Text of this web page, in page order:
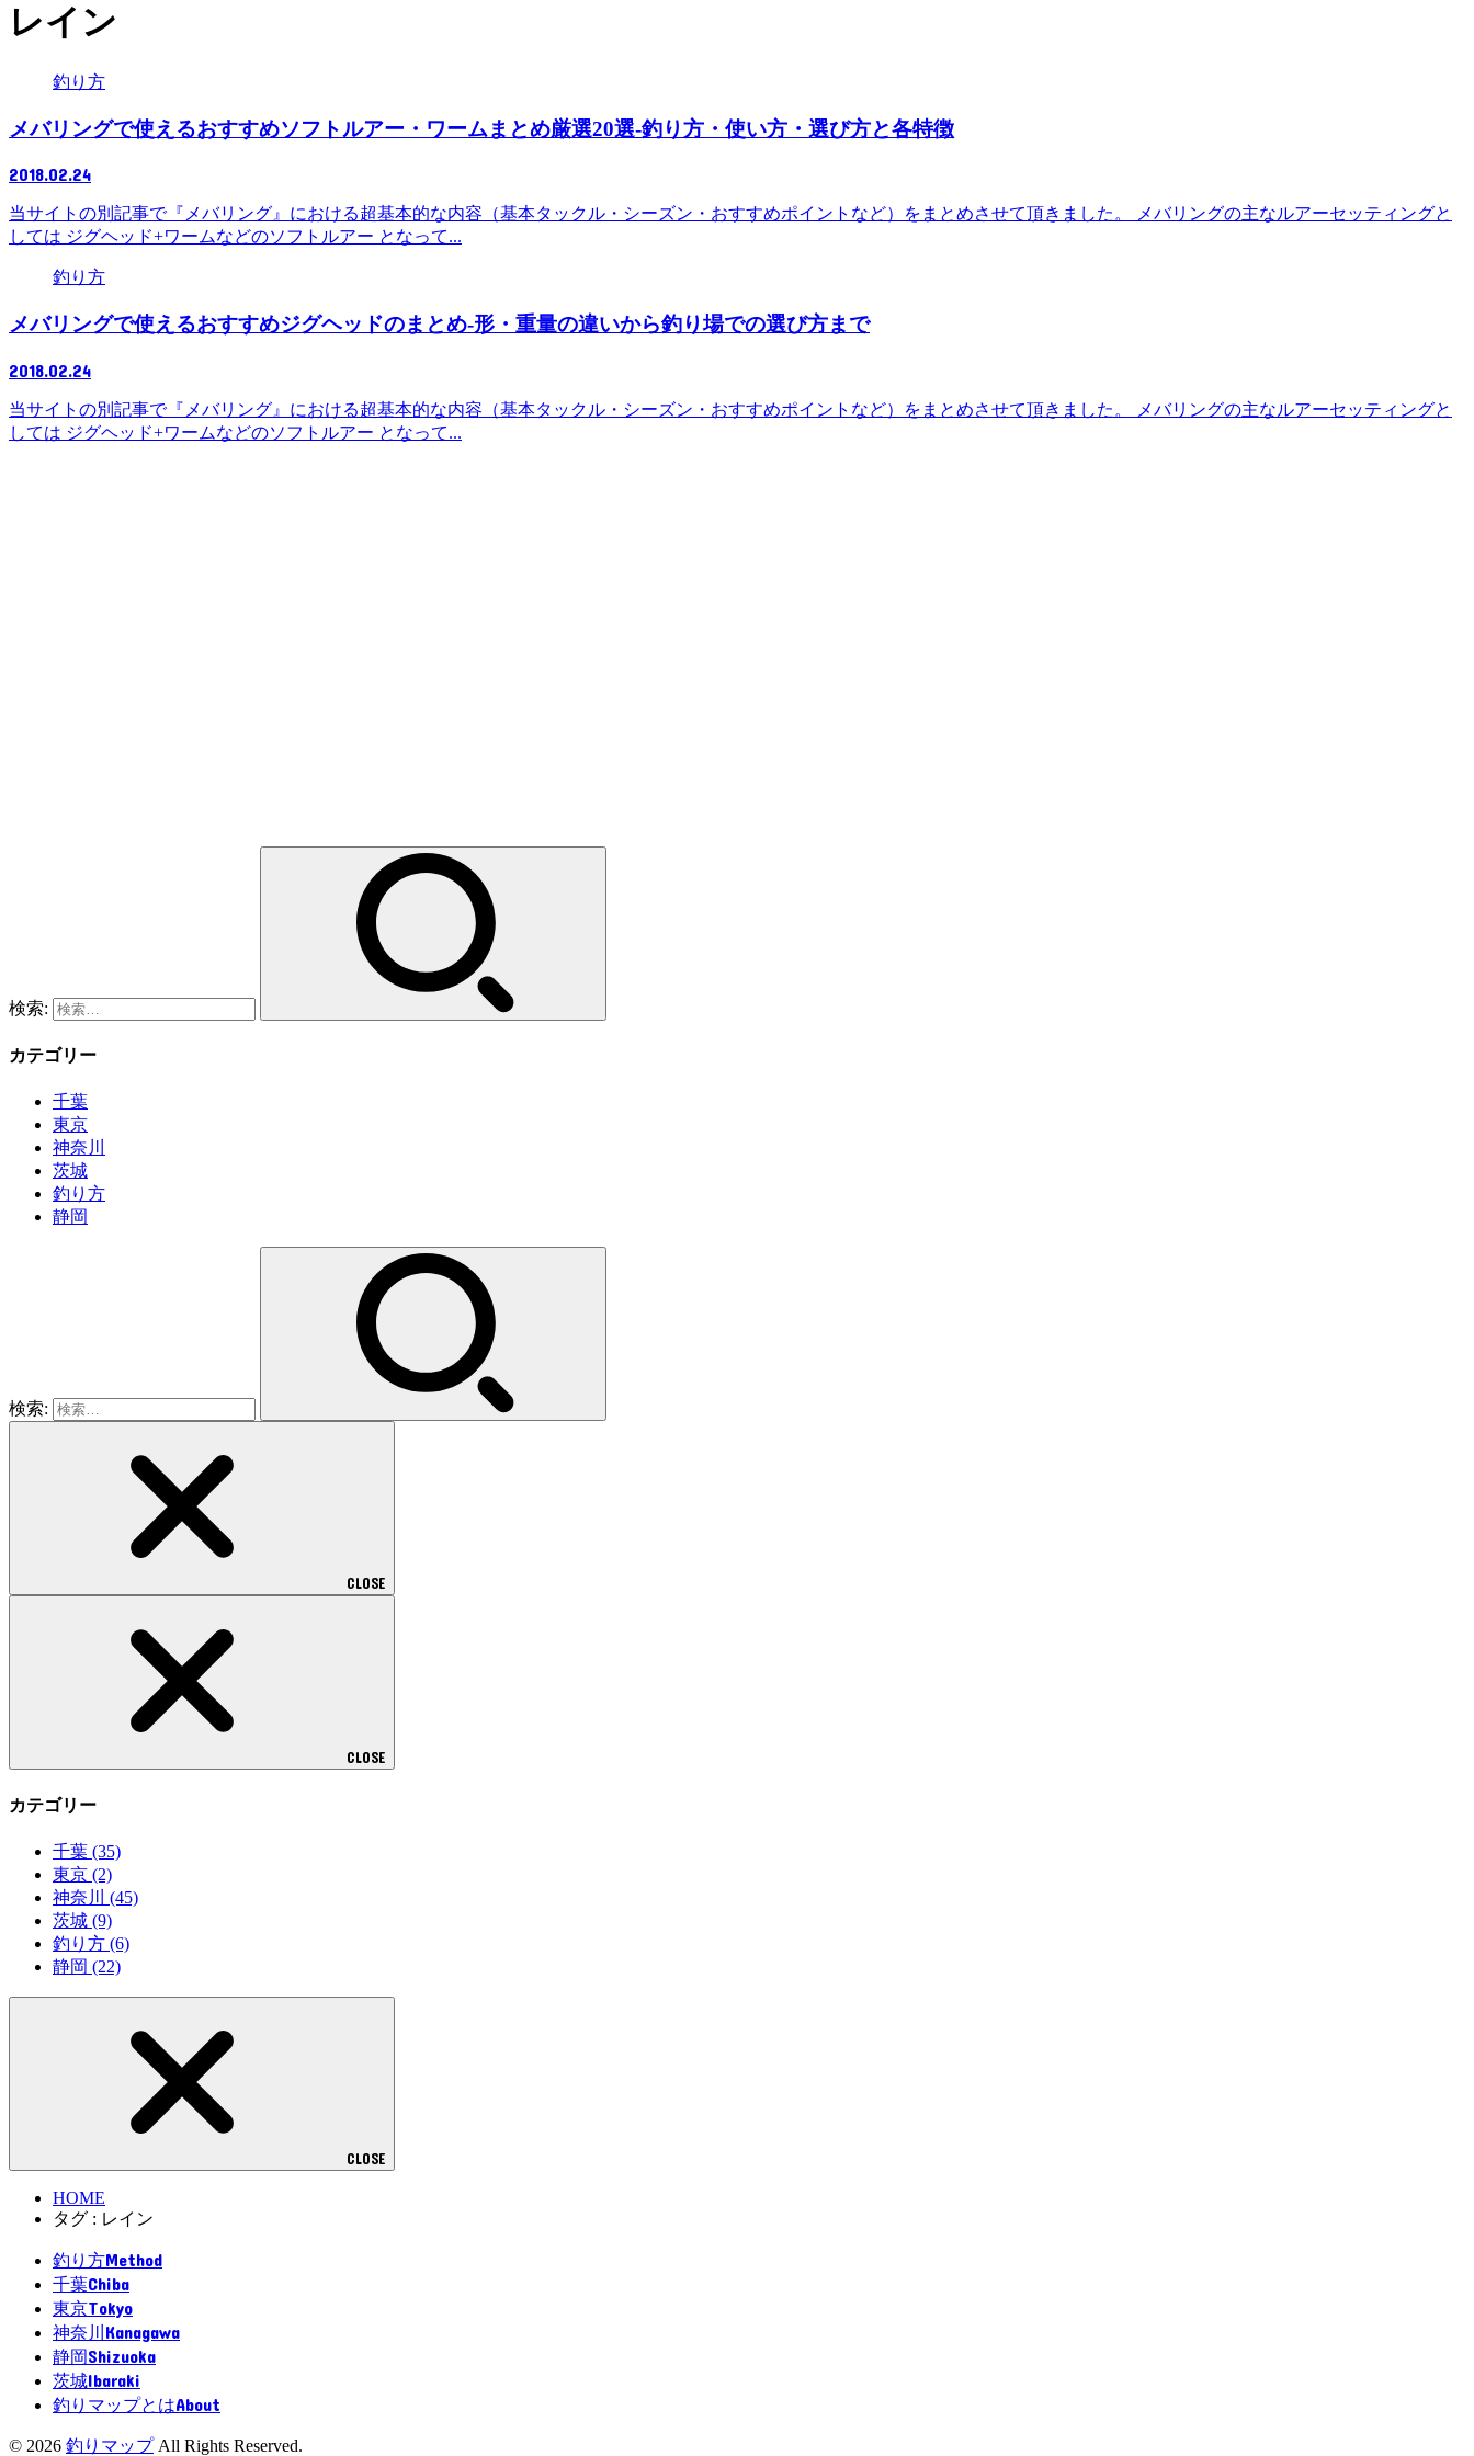
レイン
釣り方
メバリングで使えるおすすめソフトルアー・ワームまとめ厳選20選-釣り方・使い方・選び方と各特徴
2018.02.24
当サイトの別記事で『メバリング』における超基本的な内容（基本タックル・シーズン・おすすめポイントなど）をまとめさせて頂きました。 メバリングの主なルアーセッティングと
しては ジグヘッド+ワームなどのソフトルアー となって...
釣り方
メバリングで使えるおすすめジグヘッドのまとめ-形・重量の違いから釣り場での選び方まで
2018.02.24
当サイトの別記事で『メバリング』における超基本的な内容（基本タックル・シーズン・おすすめポイントなど）をまとめさせて頂きました。 メバリングの主なルアーセッティングと
しては ジグヘッド+ワームなどのソフトルアー となって...
検索:
カテゴリー
千葉
東京
神奈川
茨城
釣り方
静岡
検索:
CLOSE
CLOSE
カテゴリー
千葉 (35)
東京 (2)
神奈川 (45)
茨城 (9)
釣り方 (6)
静岡 (22)
CLOSE
HOME
タグ : レイン
釣り方Method
千葉Chiba
東京Tokyo
神奈川 Kanagawa
静岡Shizuoka
茨城Ibaraki
釣りマップとはAbout
© 2026 釣りマップAll Rights Reserved.